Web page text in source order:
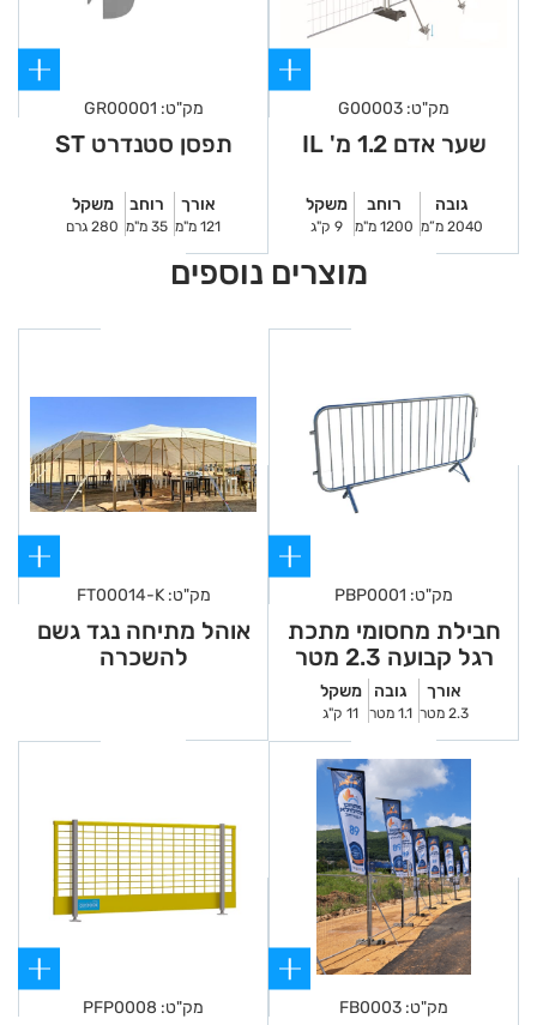
מק"ט: G00003
שער אדם 1.2 מ' IL
גובה
2040 מ”מ
רוחב
1200 מ"מ
משקל
9 ק"ג
מק"ט: GR00001
תפסן סטנדרט ST
אורך
121 מ"מ
רוחב
35 מ"מ
משקל
280 גרם
מוצרים נוספים
מק"ט: PBP0001
חבילת מחסומי מתכת
רגל קבועה 2.3 מטר
אורך
2.3 מטר
גובה
1.1 מטר
משקל
11 ק"ג
מק"ט: FT00014-K
אוהל מתיחה נגד גשם
להשכרה
מק"ט: FB0003 מק"ט: PFP0008